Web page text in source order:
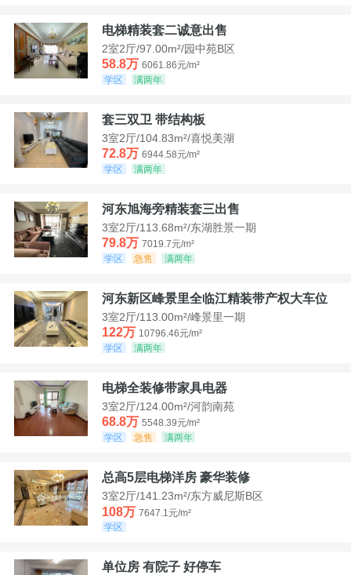
电梯精装套二诚意出售
2室2厅/97.00m²/园中苑B区
58.8万 6061.86元/m²
学区
满两年
套三双卫 带结构板
3室2厅/104.83m²/喜悦美湖
72.8万 6944.58元/m²
学区
满两年
河东旭海旁精装套三出售
3室2厅/113.68m²/东湖胜景一期
79.8万 7019.7元/m²
学区
急售 满两年
河东新区峰景里全临江精装带产权大车位
3室2厅/113.00m²/峰景里一期
122万 10796.46元/m²
学区
满两年
电梯全装修带家具电器
3室2厅/124.00m²/河韵南苑
68.8万 5548.39元/m²
学区
急售 满两年
总高5层电梯洋房 豪华装修
3室2厅/141.23m²/东方威尼斯B区
108万 7647.1元/m²
学区
单位房 有院子 好停车